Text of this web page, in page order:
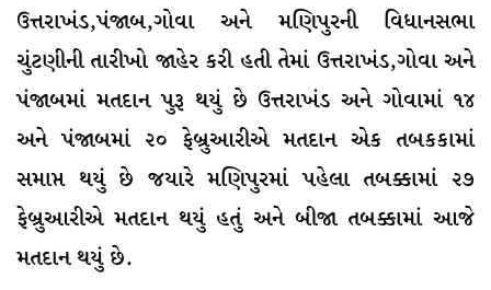
ઉત્તરાખંડ,પંજાબ,ગોવા અને મણિપુરની વિધાનસભા
ચુંટણીની તારીખો જાહેર કરી હતી તેમાં ઉત્તરાખંડ,ગોવા અને
પંજાબમાં મતદાન પુરૂ થયું છે ઉત્તરાખંડ અને ગોવામાં ૧૪
અને પંજાબમાં ૨૦ ફેબ્રુઆરીએ મતદાન એક તબકકામાં
સમાપ્ત થયું છે જયારે મણિપુરમાં પહેલા તબક્કામાં ૨૭
ફેબ્રુઆરીએ મતદાન થયું હતું અને બીજા તબક્કામાં આજે
મતદાન થયું છે.